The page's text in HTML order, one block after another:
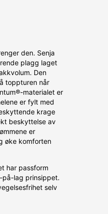
den. Senja
plagg laget
Den
toppturen når
materialet er
er fylt med
krage
beskyttelse av
er
øke komforten
har passform
lag prinsippet.
selv